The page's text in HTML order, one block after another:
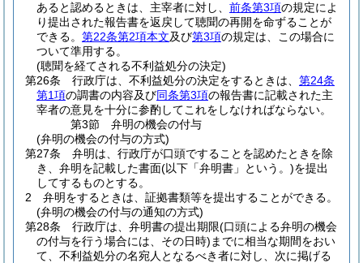
あると認めるときは、主宰者に対し、 前条第3項の規定によ
り提出された報告書を返戻して聴聞の再開を命ずることが
できる。 第22条第2項本文及び第3項の規定は、この場合に
ついて準用する。
(聴聞を経てされる不利益処分の決定)
第26条
行政庁は、不利益処分の決定をするときは、 第24条
第1項の調書の内容及び同条第3項の報告書に記載された主
宰者の意見を十分に参酌してこれをしなければならない。
第3節
弁明の機会の付与
(弁明の機会の付与の方式)
第27条
弁明は、行政庁が口頭ですることを認めたときを除
き、弁明を記載した書面(以下「弁明書」という。)を提出
してするものとする。
2
弁明をするときは、証拠書類等を提出することができる。
(弁明の機会の付与の通知の方式)
第28条
行政庁は、弁明書の提出期限(口頭による弁明の機会
の付与を行う場合には、その日時) までに相当な期間をおい
て、不利益処分の名宛人となるべき者に対し、次に掲げる